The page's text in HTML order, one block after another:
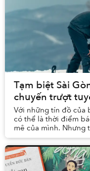
Tạm biệt Sài
chuyến trượt
Với những tín đồ của
có thể là thời điểm
mê của mình. Nhưng